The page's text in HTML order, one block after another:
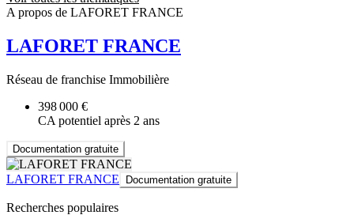
A propos de LAFORET FRANCE
LAFORET FRANCE
Réseau de franchise Immobilière
398 000 €
CA potentiel après 2 ans
Documentation gratuite
LAFORET FRANCE Documentation gratuite
Recherches populaires